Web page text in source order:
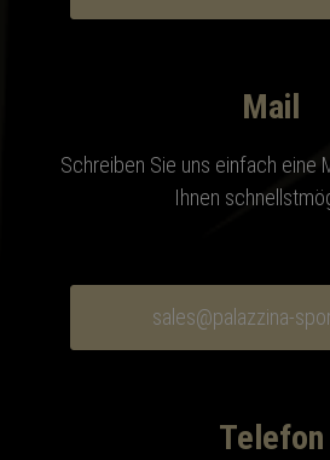
Mail
Schreiben Sie uns einfach eine
Ihnen
sales@palazzina-
Telefon